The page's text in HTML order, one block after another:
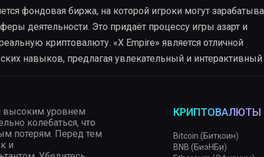
фондовая биржа, на которой игроки могут
деятельности. Это придаёт процессу игры азарт и
криптовалюту. «X Empire» является отличной
навыков, предлагая увлекательный и
высоким уровнем
колебаться, что
потерям. Перед тем
и
КРИПТОВАЛЮТЫ
Bitcoin (Биткоин)
BNB (БиэНБи)